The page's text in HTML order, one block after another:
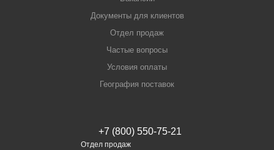
Документы для клиентов
Отдел продаж
Частые вопросы
Условия оплаты
География поставок
+7 (800) 550-75-21
Отдел продаж